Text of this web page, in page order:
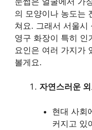
의 모양이나 농도는
쳐요. 그래서 서울시
영구 화장이 특히 인
요인은 여러 가지가
볼게요.
자연스러운
현대 사회
커지고 있